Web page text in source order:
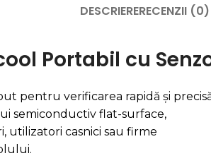
DESCRIERERECENZII (0)
Portabil cu
pentru verificarea rapidă și
semiconductiv flat-surface,
utilizatori casnici sau firme